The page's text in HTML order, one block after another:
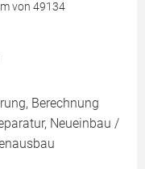
von 49134
Berechnung
Neueinbau /